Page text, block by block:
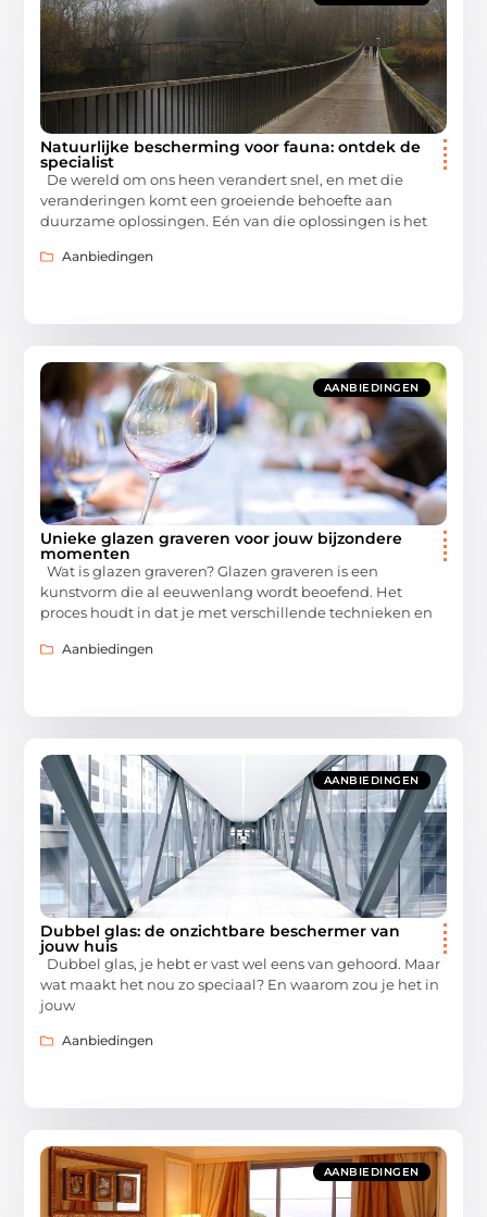
Natuurlijke bescherming voor fauna: ontdek de
specialist
De wereld om ons heen verandert snel, en met die
veranderingen komt een groeiende behoefte aan
duurzame oplossingen. Eén van die oplossingen is het
Aanbiedingen
AANBIEDINGEN
Unieke glazen graveren voor jouw bijzondere
momenten
Wat is glazen graveren? Glazen graveren is een
kunstvorm die al eeuwenlang wordt beoefend. Het
proces houdt in dat je met verschillende technieken en
Aanbiedingen
AANBIEDINGEN
Dubbel glas: de onzichtbare beschermer van
jouw huis
Dubbel glas, je hebt er vast wel eens van gehoord. Maar
wat maakt het nou zo speciaal? En waarom zou je het in
jouw
Aanbiedingen
AANBIEDINGEN